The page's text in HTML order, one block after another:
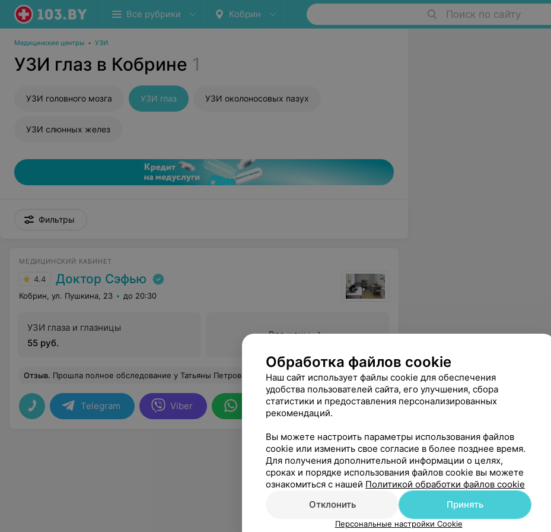
Все рубрики Кобрин Поиск по сайту
Медицинские центры • УЗИ
УЗИ глаз в Кобрине 1
УЗИ головного мозга УЗИ глаз УЗИ околоносовых пазух
УЗИ слюнных желез
Фильтры
МЕДИЦИНСКИЙ КАБИНЕТ
4.4 Доктор Сэфью
Кобрин, ул. Пушкина, 23 до 20:30
УЗИ глаза и глазницы
55 руб.
Все цены
Отзыв. Прошла полное обследование у Татьяны Петровны Куст, специалист высокого уровня, всё чётко, грамотно. Нашла причину моего недомогание, назначила лечение. Очень ей благодарна. Рекомендую. Ещё хотела бы отметить работу администратора Виктории, очень внимательна, доброжелательна, всё подскажет. Еще
Telegram Viber WhatsApp
Обработка файлов cookie
Наш сайт использует файлы cookie для обеспечения
удобства пользователей сайта, его улучшения, сбора
статистики и предоставления персонализированных
рекомендаций.
Вы можете настроить параметры использования файлов
cookie или изменить свое согласие в более позднее время.
Для получения дополнительной информации о целях,
сроках и порядке использования файлов cookie вы можете
ознакомиться с нашей Политикой обработки файлов cookie
Отклонить
Принять
Персональные настройки Cookie